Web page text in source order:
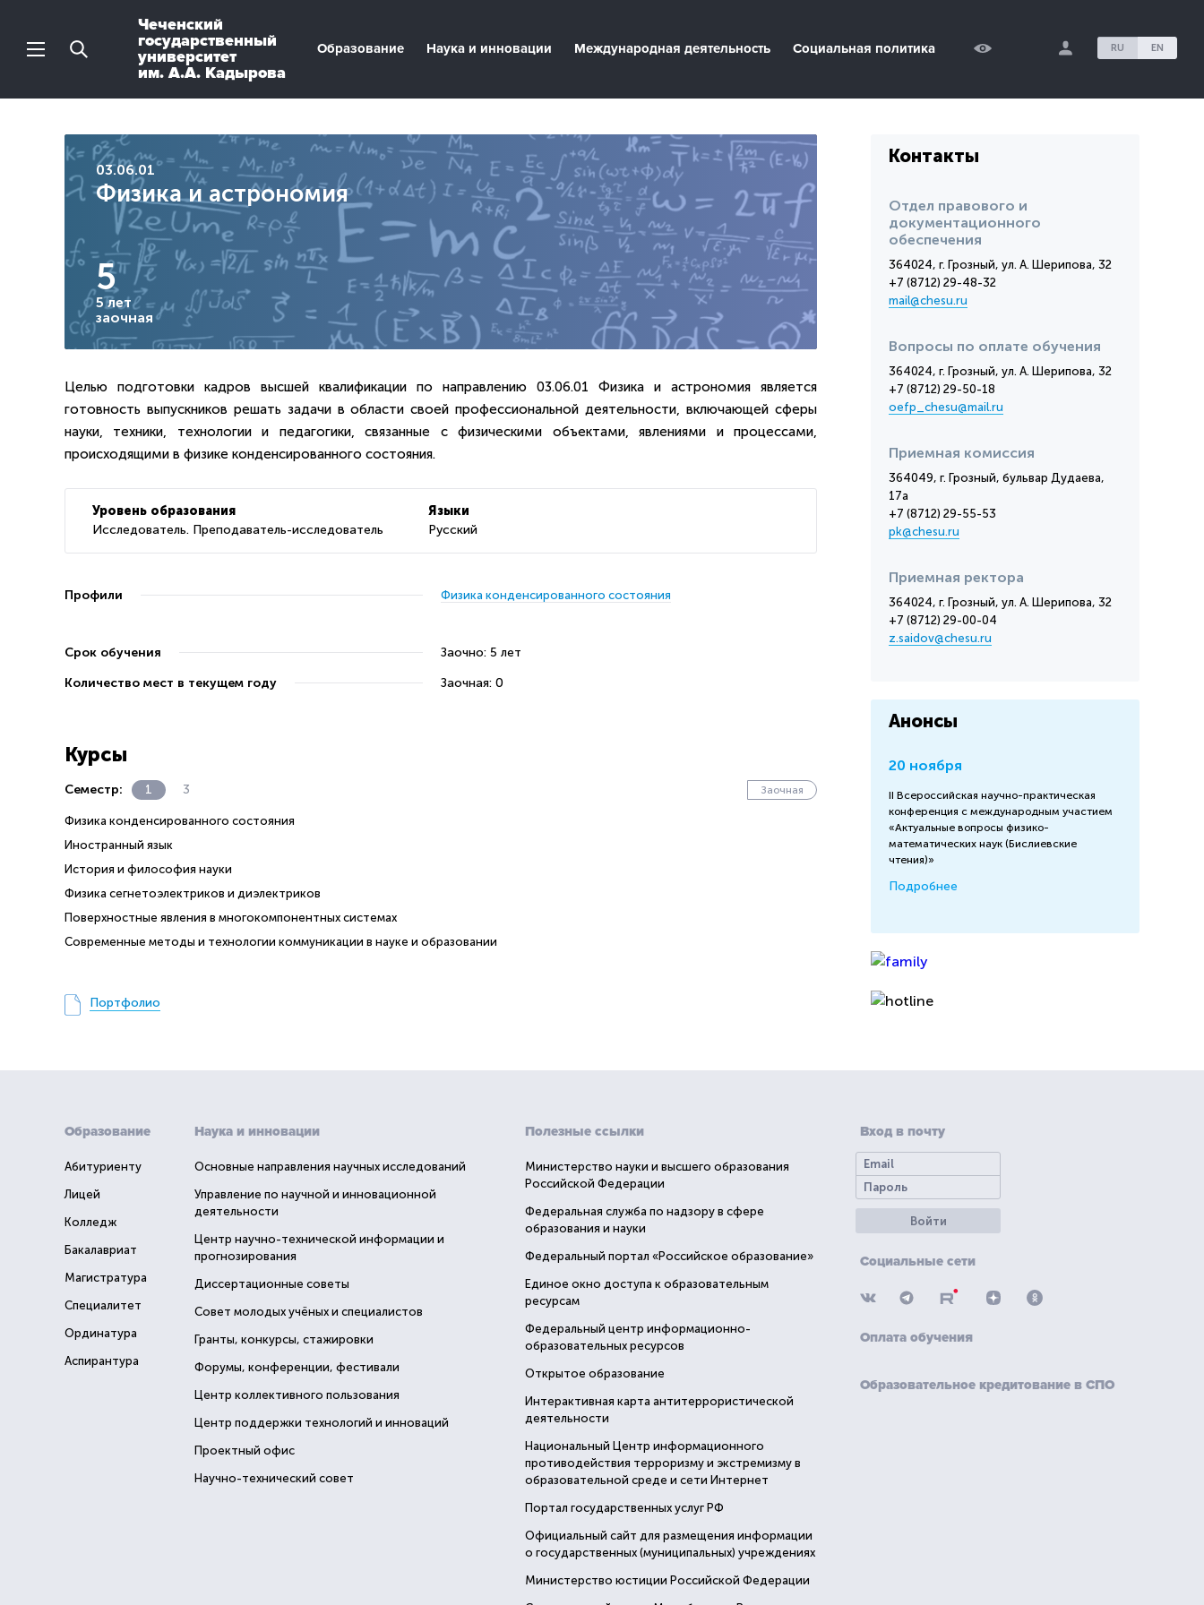
Чеченский
государственный
университет
им. А.А. Кадырова
Образование Наука и инновации Международная деятельность Социальная политика RU EN
03.06.01
Физика и астрономия
5
5 лет
заочная
Целью подготовки кадров высшей квалификации по направлению 03.06.01 Физика и астрономия является
готовность выпускников решать задачи в области своей профессиональной деятельности, включающей сферы
науки, техники, технологии и педагогики, связанные с физическими объектами, явлениями и процессами,
происходящими в физике конденсированного состояния.
Уровень образования
Исследователь. Преподаватель-исследователь
Языки
Русский
Профили Физика конденсированного состояния
Срок обучения
Заочно: 5 лет
Количество мест в текущем году
Заочная: 0
Курсы
Семестр: 1 3 Заочная
Физика конденсированного состояния
Иностранный язык
История и философия науки
Физика сегнетоэлектриков и диэлектриков
Поверхностные явления в многокомпонентных системах
Современные методы и технологии коммуникации в науке и образовании
Портфолио
Контакты
Отдел правового и
документационного
обеспечения
364024, г. Грозный, ул. А. Шерипова, 32
+7 (8712) 29-48-32
mail@chesu.ru
Вопросы по оплате обучения
364024, г. Грозный, ул. А. Шерипова, 32
+7 (8712) 29-50-18
oefp_chesu@mail.ru
Приемная комиссия
364049, г. Грозный, бульвар Дудаева,
17а
+7 (8712) 29-55-53
pk@chesu.ru
Приемная ректора
364024, г. Грозный, ул. А. Шерипова, 32
+7 (8712) 29-00-04
z.saidov@chesu.ru
Анонсы
20 ноября
II Всероссийская научно-практическая
конференция с международным участием
«Актуальные вопросы физико-
математических наук (Бислиевские
чтения)»
Подробнее
Образование
Абитуриенту
Лицей
Колледж
Бакалавриат
Магистратура
Специалитет
Ординатура
Аспирантура
Наука и инновации
Основные направления научных исследований
Управление по научной и инновационной
деятельности
Центр научно-технической информации и
прогнозирования
Диссертационные советы
Совет молодых учёных и специалистов
Гранты, конкурсы, стажировки
Форумы, конференции, фестивали
Центр коллективного пользования
Центр поддержки технологий и инноваций
Проектный офис
Научно-технический совет
Полезные ссылки
Министерство науки и высшего образования
Российской Федерации
Федеральная служба по надзору в сфере
образования и науки
Федеральный портал «Российское образование»
Единое окно доступа к образовательным
ресурсам
Федеральный центр информационно-
образовательных ресурсов
Открытое образование
Интерактивная карта антитеррористической
деятельности
Национальный Центр информационного
противодействия терроризму и экстремизму в
образовательной среде и сети Интернет
Портал государственных услуг РФ
Официальный сайт для размещения информации
о государственных (муниципальных) учреждениях
Министерство юстиции Российской Федерации
Вход в почту
Войти
Социальные сети
Оплата обучения
Образовательное кредитование в СПО